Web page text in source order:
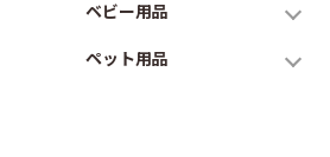
ベビー用品
ペット用品